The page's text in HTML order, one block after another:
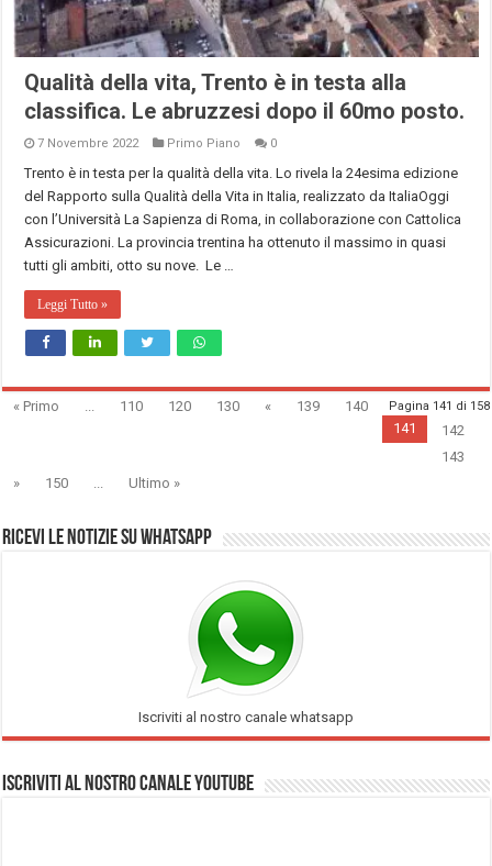
Qualità della vita, Trento è in testa alla
classifica. Le abruzzesi dopo il 60mo posto.
7 Novembre 2022 Primo Piano 0
Trento è in testa per la qualità della vita. Lo rivela la 24esima edizione
del Rapporto sulla Qualità della Vita in Italia, realizzato da ItaliaOggi
con l’Università La Sapienza di Roma, in collaborazione con Cattolica
Assicurazioni. La provincia trentina ha ottenuto il massimo in quasi
tutti gli ambiti, otto su nove. Le …
Leggi Tutto »
Pagina 141 di 158
« Primo ... 110 120 130 « 139
140
141
142
143
»
150 ... Ultimo »
Ricevi le notizie su Whatsapp
Iscriviti al nostro canale whatsapp
Iscriviti al nostro Canale Youtube